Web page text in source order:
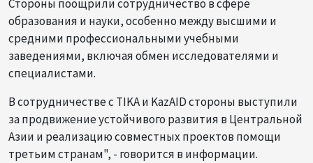
Стороны поощрили сотрудничество в сфере
образования и науки, особенно между высшими и
средними профессиональными учебными
заведениями, включая обмен исследователями и
специалистами.
В сотрудничестве с TIKA и KazAID стороны выступили
за продвижение устойчивого развития в Центральной
Азии и реализацию совместных проектов помощи
третьим странам", - говорится в информации.